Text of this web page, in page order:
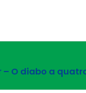
– O diabo a